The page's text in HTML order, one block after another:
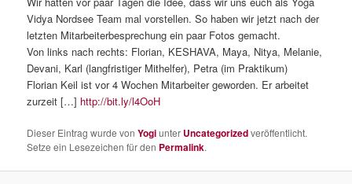
Vidya Nordsee Team mal vorstellen. So haben wir jetzt nach der
letzten Mitarbeiterbesprechung ein paar Fotos gemacht.
Von links nach rechts: Florian, KESHAVA, Maya, Nitya, Melanie,
Devani, Karl (langfristiger Mithelfer), Petra (im Praktikum)
Florian Keil ist vor 4 Wochen Mitarbeiter geworden. Er arbeitet
zurzeit […] http://bit.ly/l4OoH
Dieser Eintrag wurde vonYogiunter Uncategorizedveröffentlicht.
Setze ein Lesezeichen für den Permalink.